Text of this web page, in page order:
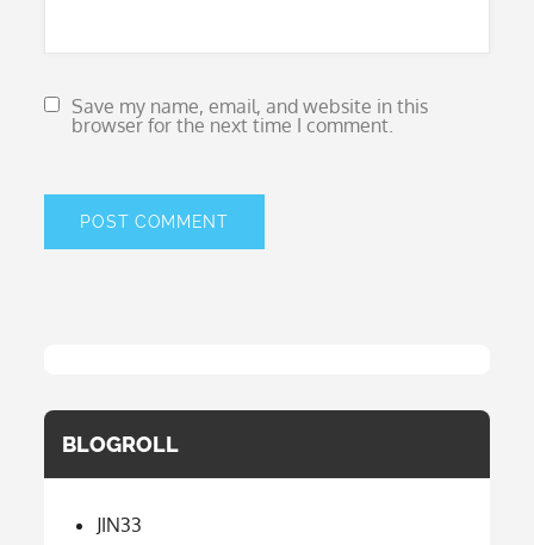
Save my name, email, and website in this
browser for the next time I comment.
BLOGROLL
JIN33